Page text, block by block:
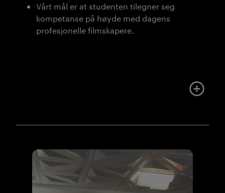
Vårt mål er at studenten tilegner seg
kompetanse på høyde med dagens
profesjonelle filmskapere.
Mer om